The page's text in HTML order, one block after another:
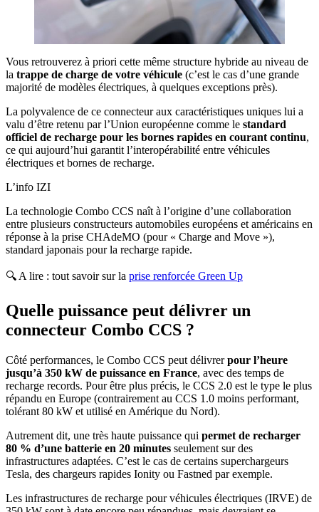
Vous retrouverez à priori cette même structure hybride au niveau de
la trappe de charge de votre véhicule (c’est le cas d’une grande
majorité de modèles électriques, à quelques exceptions près).
La polyvalence de ce connecteur aux caractéristiques uniques lui a
valu d’être retenu par l’Union européenne comme le standard
officiel de recharge pour les bornes rapides en courant continu,
ce qui aujourd’hui garantit l’interopérabilité entre véhicules
électriques et bornes de recharge.
L’info IZI
La technologie Combo CCS naît à l’origine d’une collaboration
entre plusieurs constructeurs automobiles européens et américains en
réponse à la prise CHAdeMO (pour « Charge and Move »),
standard japonais pour la recharge rapide.
🔍 A lire : tout savoir sur la prise renforcée Green Up
Quelle puissance peut délivrer un
connecteur Combo CCS ?
Côté performances, le Combo CCS peut délivrerpour l’heure
jusqu’à 350 kW de puissance en France, avec des temps de
recharge records. Pour être plus précis, le CCS 2.0 est le type le plus
répandu en Europe (contrairement au CCS 1.0 moins performant,
tolérant 80 kW et utilisé en Amérique du Nord).
Autrement dit, une très haute puissance qui permet de recharger
80 % d’une batterie en 20 minutes seulement sur des
infrastructures adaptées. C’est le cas de certains superchargeurs
Tesla, des chargeurs rapides Ionity ou Fastned par exemple.
Les infrastructures de recharge pour véhicules électriques (IRVE) de